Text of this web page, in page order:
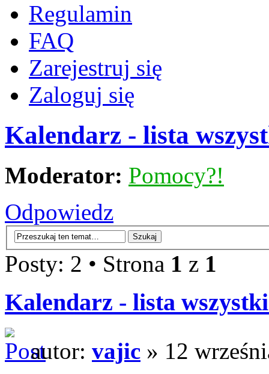
Regulamin
FAQ
Zarejestruj się
Zaloguj się
Kalendarz - lista
Moderator: Pomocy?!
Odpowiedz
Posty: 2 • Strona 1 z 1
Kalendarz - lista
autor: vajic » 12